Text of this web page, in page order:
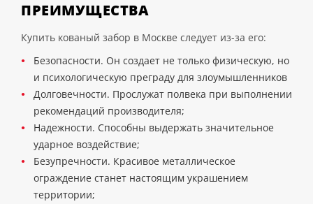
ПРЕИМУЩЕСТВА
Купить кованый забор в Москве следует из-за его:
Безопасности. Он создает не только физическую, но
и психологическую преграду для злоумышленников
Долговечности. Прослужат полвека при выполнении
рекомендаций производителя;
Надежности. Способны выдержать значительное
ударное воздействие;
Безупречности. Красивое металлическое
ограждение станет настоящим украшением
территории;